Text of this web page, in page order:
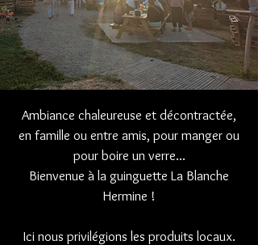
Ambiance chaleureuse et décontractée,
en famille ou entre amis, pour manger ou
pour boire un verre...
Bienvenue à la guinguette La Blanche
Hermine !
Ici nous privilégions les produits locaux.